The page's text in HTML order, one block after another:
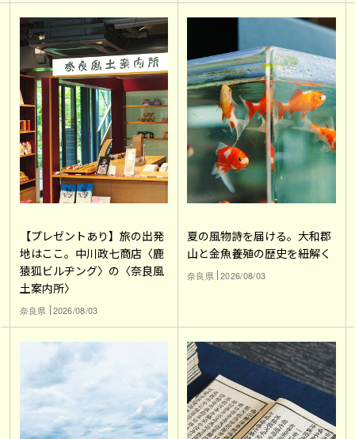
【プレゼントあり】旅の出発
地はここ。中川政七商店〈鹿
猿狐ビルヂング〉の〈奈良風
土案内所〉
奈良県 2026/08/03
夏の風物詩を届ける。大和郡
山と金魚養殖の歴史を紐解く
奈良県 2026/08/03